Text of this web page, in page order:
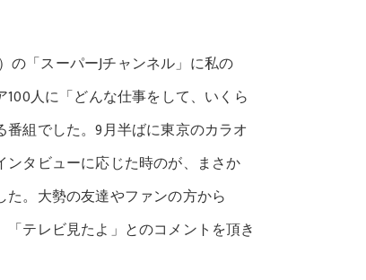
の「スーパーJチャンネル」に私の
人に「どんな仕事をして、いくら
組でした。9月半ばに東京のカラオ
タビューに応じた時のが、まさか
。大勢の友達やファンの方から
テレビ見たよ」とのコメントを頂き